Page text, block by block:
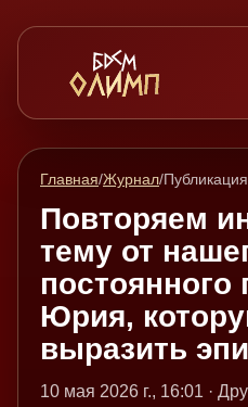
Главная/Журнал/Публикация
Повторяем
тему от
постоянного
Юрия,
выразить
10 мая 2026 г., 16:01 ·